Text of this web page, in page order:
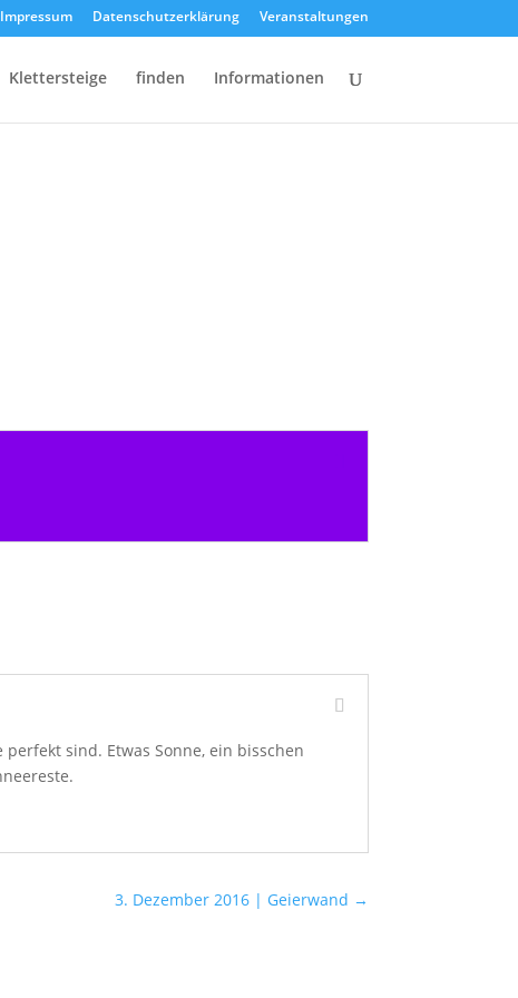
Impressum Datenschutzerklärung Veranstaltungen
Klettersteige finden Informationen
sind. Etwas Sonne, ein bisschen
3. Dezember 2016 | Geierwand →